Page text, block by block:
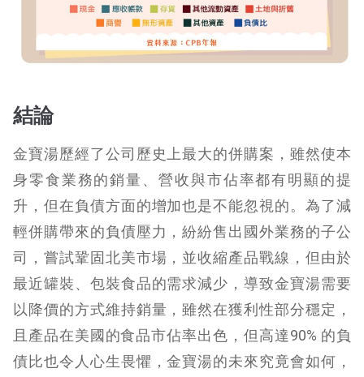
結論
金寶湯歷經了公司歷史上最大的併購案，雖然使本
身零食業務的銷量、營收與市佔率都有明顯的提
升，但在負債方面的增加也是不能忽視的。為了減
輕併購帶來的負債壓力，紛紛售出國外業務的子公
司，嘗試鞏固北美市場，並收縮產品戰線，但由於
最近罐裝、包裝食品的需求減少，導致金寶湯需要
以降價的方式維持銷量，雖然在獲利性部分穩定，
且產品在美國的食品市佔率出色，但高達90% 的負
債比也令人心生畏懼，金寶湯的未來究竟會如何，